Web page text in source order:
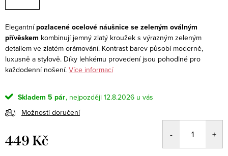
Elegantnípozlacené ocelové náušnice se zeleným oválným
přívěskem kombinují jemný zlatý kroužek s výrazným zeleným
detailem ve zlatém orámování. Kontrast barev působí moderně,
luxusně a stylově. Díky lehkému provedení jsou pohodlné pro
každodenní nošení. Více informací
Skladem 5 pár
12.8.2026
Možnosti doručení
449 Kč